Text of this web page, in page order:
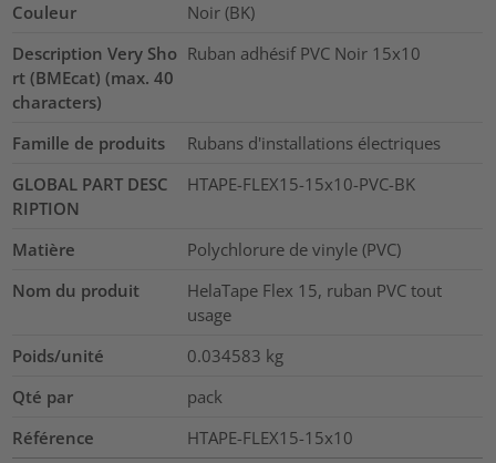
Couleur
Noir (BK)
Description Very Sho
rt (BMEcat) (max. 40
characters)
Ruban adhésif PVC Noir 15x10
Famille de produits
Rubans d'installations électriques
GLOBAL PART DESC
RIPTION
HTAPE-FLEX15-15x10-PVC-BK
Matière
Polychlorure de vinyle (PVC)
Nom du produit
HelaTape Flex 15, ruban PVC tout
usage
Poids/unité
0.034583 kg
Qté par
pack
Référence
HTAPE-FLEX15-15x10